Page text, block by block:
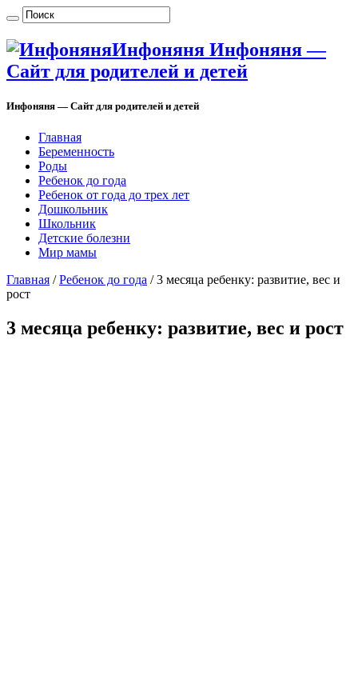
Инфоняня Инфоняня —
Сайт для родителей и детей
Инфоняня — Сайт для родителей и детей
Главная
Беременность
Роды
Ребенок до года
Ребенок от года до трех лет
Дошкольник
Школьник
Детские болезни
Мир мамы
Главная / Ребенок до года / 3 месяца ребенку: развитие, вес и
рост
3 месяца ребенку: развитие, вес и рост